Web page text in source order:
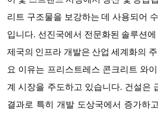
리트 구조물을 보강하는 데 사용되어
입니다. 선진국에서 전문화된 솔루션
제국의 인프라 개발은 산업 세계화의
요 이유는 프리스트레스 콘크리트 와
계 시장을 주도하고 있습니다. 건설은
결과로 특히 개발 도상국에서 증가하